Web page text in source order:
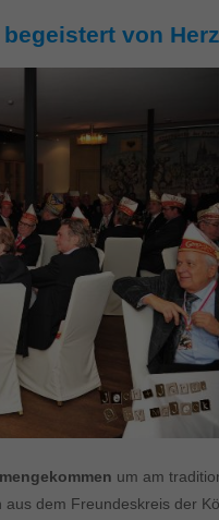
von
um am
dem Freundeskreis der